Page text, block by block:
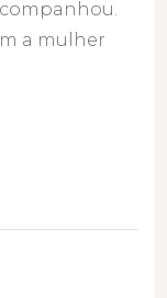
a mulher